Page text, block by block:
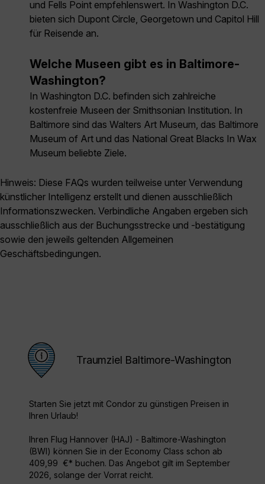
und Fells Point empfehlenswert. In Washington D.C.
bieten sich Dupont Circle, Georgetown und Capitol Hill
für Reisende an.
Welche Museen gibt es in Baltimore-
Washington?
In Washington D.C. befinden sich zahlreiche
kostenfreie Museen der Smithsonian Institution. In
Baltimore sind das Walters Art Museum, das Baltimore
Museum of Art und das National Great Blacks In Wax
Museum beliebte Ziele.
Hinweis: Diese FAQs wurden teilweise unter Verwendung
künstlicher Intelligenz erstellt und dienen ausschließlich
Informationszwecken. Verbindliche Angaben ergeben sich
ausschließlich aus der Buchungsstrecke und -bestätigung
sowie den jeweils geltenden Allgemeinen
Geschäftsbedingungen.
Traumziel Baltimore-Washington
Starten Sie jetzt mit Condor zu günstigen Preisen in
Ihren Urlaub!
Ihren Flug Hannover (HAJ) - Baltimore-Washington
(BWI) können Sie in der Economy Class schon ab
409,99 €* buchen. Das Angebot gilt im September
2026, solange der Vorrat reicht.